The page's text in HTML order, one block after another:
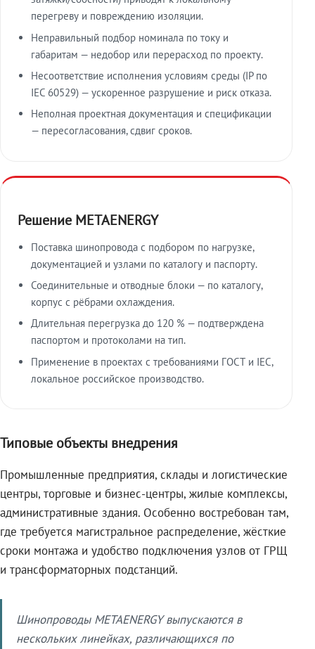
перегреву и повреждению изоляции.
Неправильный подбор номинала по току и
габаритам — недобор или перерасход по проекту.
Несоответствие исполнения условиям среды (IP по
IEC 60529) — ускоренное разрушение и риск отказа.
Неполная проектная документация и спецификации
— пересогласования, сдвиг сроков.
Решение METAENERGY
Поставка шинопровода с подбором по нагрузке,
документацией и узлами по каталогу и паспорту.
Соединительные и отводные блоки — по каталогу,
корпус с рёбрами охлаждения.
Длительная перегрузка до 120 % — подтверждена
паспортом и протоколами на тип.
Применение в проектах с требованиями ГОСТ и IEC,
локальное российское производство.
Типовые объекты внедрения
Промышленные предприятия, склады и логистические
центры, торговые и бизнес-центры, жилые комплексы,
административные здания. Особенно востребован там,
где требуется магистральное распределение, жёсткие
сроки монтажа и удобство подключения узлов от ГРЩ
и трансформаторных подстанций.
Шинопроводы METAENERGY выпускаются в
нескольких линейках, различающихся по